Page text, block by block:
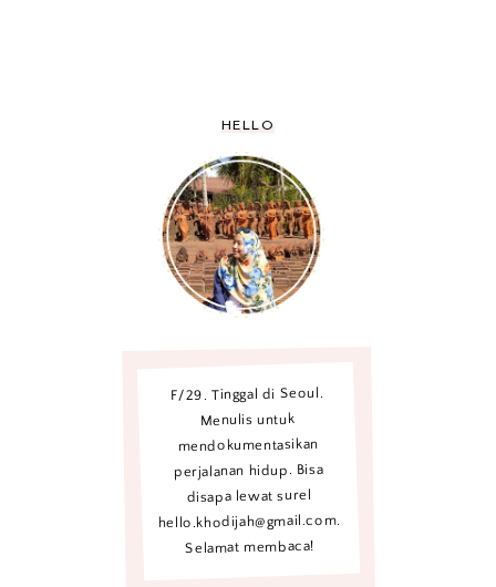
HELLO
F/29. Tinggal di Seoul.
Menulis untuk
mendokumentasikan
perjalanan hidup. Bisa
disapa lewat surel
hello.khodijah@gmail.com.
Selamat membaca!